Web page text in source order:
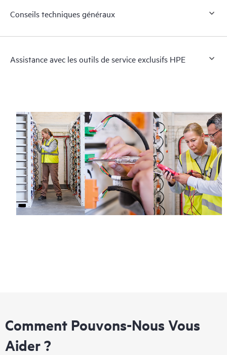
Conseils techniques généraux
Assistance avec les outils de service exclusifs HPE
Comment Pouvons-Nous Vous
Aider ?